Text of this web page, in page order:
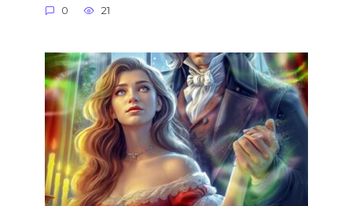
0 21